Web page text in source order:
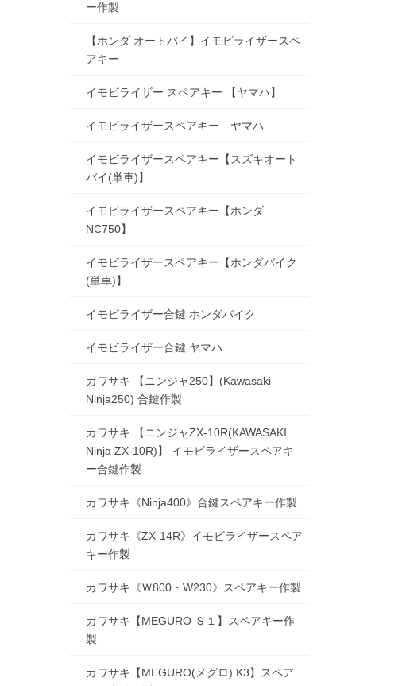
ー作製
【ホンダ オートバイ】イモビライザースペ
アキー
イモビライザー スペアキー 【ヤマハ】
イモビライザースペアキー ヤマハ
イモビライザースペアキー【スズキオート
バイ(単車)】
イモビライザースペアキー【ホンダ
NC750】
イモビライザースペアキー【ホンダバイク
(単車)】
イモビライザー合鍵 ホンダバイク
イモビライザー合鍵 ヤマハ
カワサキ 【ニンジャ250】(Kawasaki
Ninja250) 合鍵作製
カワサキ 【ニンジャZX-10R(KAWASAKI
Ninja ZX-10R)】 イモビライザースペアキ
ー合鍵作製
カワサキ《Ninja400》合鍵スペアキー作製
カワサキ《ZX-14R》イモビライザースペア
キー作製
カワサキ《Ｗ800・W230》スペアキー作製
カワサキ【MEGURO Ｓ１】スペアキー作
製
カワサキ【MEGURO(メグロ) K3】スペア